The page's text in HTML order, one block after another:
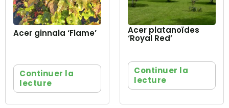
Acer ginnala ‘Flame’
Continuer la
lecture
Acer platanoïdes
‘Royal Red’
Continuer la
lecture